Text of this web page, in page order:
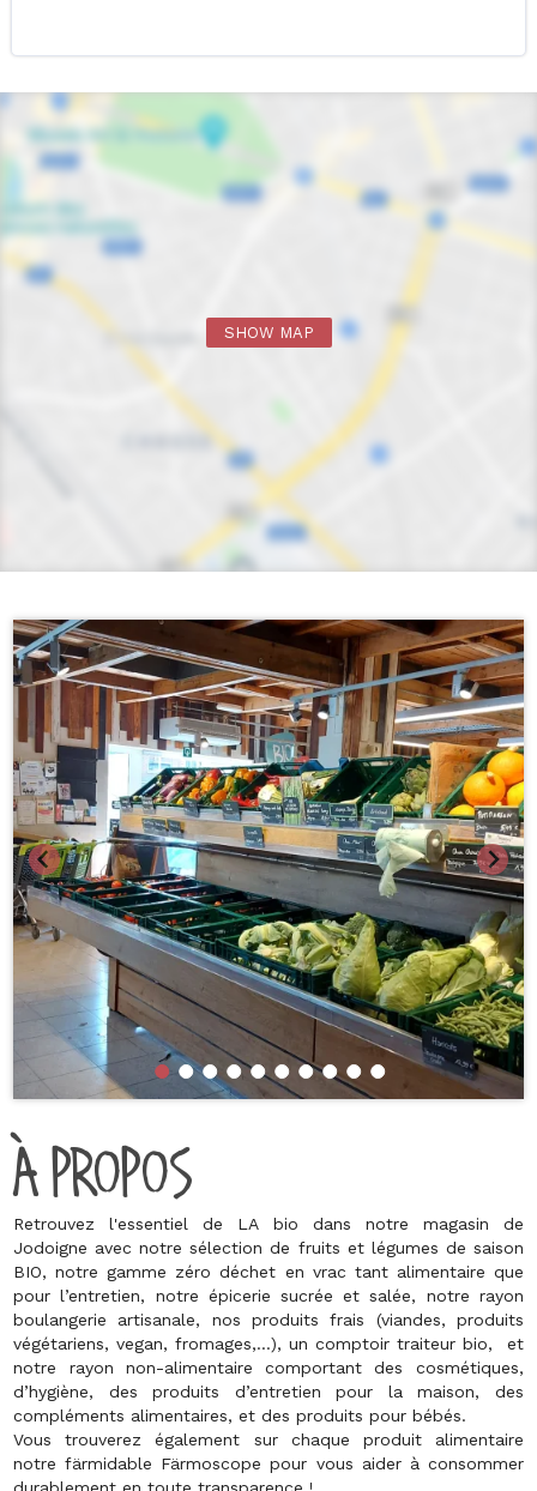
SHOW MAP
À PROPOS
Retrouvez l'essentiel de LA bio dans notre magasin de
Jodoigne avec notre sélection de fruits et légumes de saison
BIO, notre gamme zéro déchet en vrac tant alimentaire que
pour l’entretien, notre épicerie sucrée et salée, notre rayon
boulangerie artisanale, nos produits frais (viandes, produits
végétariens, vegan, fromages,…), un comptoir traiteur bio, et
notre rayon non-alimentaire comportant des cosmétiques,
d’hygiène, des produits d’entretien pour la maison, des
compléments alimentaires, et des produits pour bébés.
Vous trouverez également sur chaque produit alimentaire
notre färmidable Färmoscope pour vous aider à consommer